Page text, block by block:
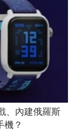
、內建俄羅斯
機？